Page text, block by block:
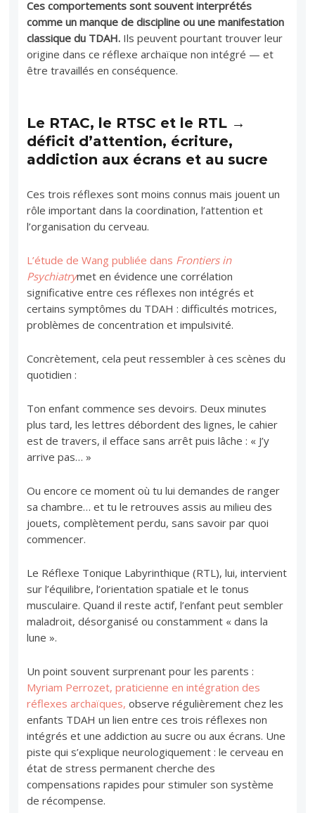
Ces comportements sont souvent interprétés
comme un manque de discipline ou une manifestation
classique du TDAH. Ils peuvent pourtant trouver leur
origine dans ce réflexe archaïque non intégré — et
être travaillés en conséquence.
Le RTAC, le RTSC et le RTL →
déficit d’attention, écriture,
addiction aux écrans et au sucre
Ces trois réflexes sont moins connus mais jouent un
rôle important dans la coordination, l’attention et
l’organisation du cerveau.
L’étude de Wang publiée dans Frontiers in
Psychiatrymet en évidence une corrélation
significative entre ces réflexes non intégrés et
certains symptômes du TDAH : difficultés motrices,
problèmes de concentration et impulsivité.
Concrètement, cela peut ressembler à ces scènes du
quotidien :
Ton enfant commence ses devoirs. Deux minutes
plus tard, les lettres débordent des lignes, le cahier
est de travers, il efface sans arrêt puis lâche : « J’y
arrive pas… »
Ou encore ce moment où tu lui demandes de ranger
sa chambre… et tu le retrouves assis au milieu des
jouets, complètement perdu, sans savoir par quoi
commencer.
Le Réflexe Tonique Labyrinthique (RTL), lui, intervient
sur l’équilibre, l’orientation spatiale et le tonus
musculaire. Quand il reste actif, l’enfant peut sembler
maladroit, désorganisé ou constamment « dans la
lune ».
Un point souvent surprenant pour les parents :
Myriam Perrozet, praticienne en intégration des
réflexes archaïques, observe régulièrement chez les
enfants TDAH un lien entre ces trois réflexes non
intégrés et une addiction au sucre ou aux écrans. Une
piste qui s’explique neurologiquement : le cerveau en
état de stress permanent cherche des
compensations rapides pour stimuler son système
de récompense.